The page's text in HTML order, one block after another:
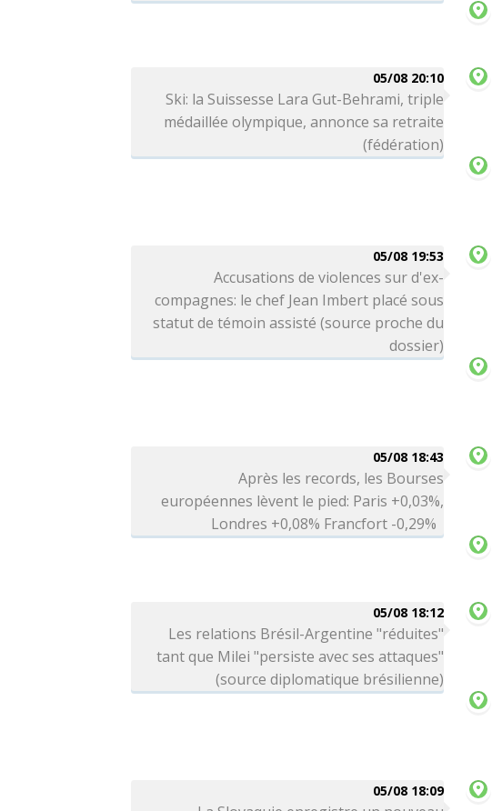
05/08 20:10
Ski: la Suissesse Lara Gut-Behrami, triple
médaillée olympique, annonce sa retraite
(fédération)
05/08 19:53
Accusations de violences sur d'ex-
compagnes: le chef Jean Imbert placé sous
statut de témoin assisté (source proche du
dossier)
05/08 18:43
Après les records, les Bourses
européennes lèvent le pied: Paris +0,03%,
Londres +0,08% Francfort -0,29%
05/08 18:12
Les relations Brésil-Argentine "réduites"
tant que Milei "persiste avec ses attaques"
(source diplomatique brésilienne)
05/08 18:09